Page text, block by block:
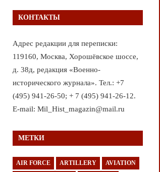
КОНТАКТЫ
Адрес редакции для переписки:
119160, Москва, Хорошёвское шоссе,
д. 38д, редакция «Военно-
исторического журнала». Тел.: +7
(495) 941-26-50; + 7 (495) 941-26-12.
E-mail: Mil_Hist_magazin@mail.ru
МЕТКИ
AIR FORCE ARTILLERY AVIATION